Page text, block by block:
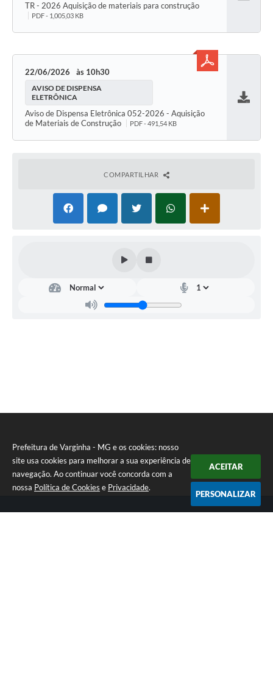
Prefeitura de Varginha - MG e os cookies: nosso
site usa cookies para melhorar a sua experiência de
navegação. Ao continuar você concorda com a
nossa Política de Cookies e Privacidade.
ACEITAR
PERSONALIZAR
TR - 2026 Aquisição de materiais para construção
PDF - 1,005,03 KB
22/06/2026 10h30
AVISO DE DISPENSA
ELETRÔNICA
Aviso de Dispensa Eletrônica 052-2026 - Aquisição
de Materiais de Construção
PDF - 491,54 KB
COMPARTILHAR